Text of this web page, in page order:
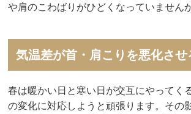
や肩のこわばりがひどくなっていません
気温差が首・肩こりを悪化させ
春は暖かい日と寒い日が交互にやってく
の変化に対応しようと頑張ります。その